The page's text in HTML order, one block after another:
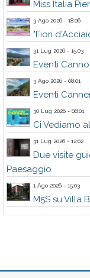
Miss Italia
3 Ago 2026 - 18:06
"Fiori
31 Lug 2026 - 15:03
Eventi
3 Ago 2026 - 08:01
Eventi
30 Lug 2026 - 08:01
Ci Vediamo
31 Lug 2026 - 12:02
Due visite
Paesaggio
1 Ago 2026 - 15:03
M5S su Villa